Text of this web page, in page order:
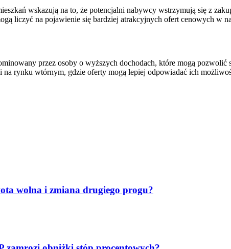
wskazują na to, że potencjalni nabywcy wstrzymują się z
liczyć na pojawienie się bardziej atrakcyjnych ofert cenowych w
przez osoby o wyższych dochodach, które mogą pozwolić
rynku wtórnym, gdzie oferty mogą lepiej odpowiadać ich
wolna i zmiana drugiego progu?